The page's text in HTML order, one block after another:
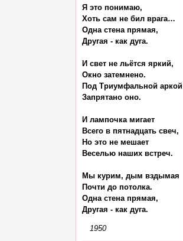
Я это понимаю,
Хоть сам не бил врага…
Одна стена прямая,
Другая - как дуга.
И свет не льётся яркий,
Окно затемнено.
Под Триумфальной аркой
Запрятано оно.
И лампочка мигает
Всего в пятнадцать свеч,
Но это не мешает
Веселью наших встреч.
Мы курим, дым вздымая
Почти до потолка.
Одна стена прямая,
1950